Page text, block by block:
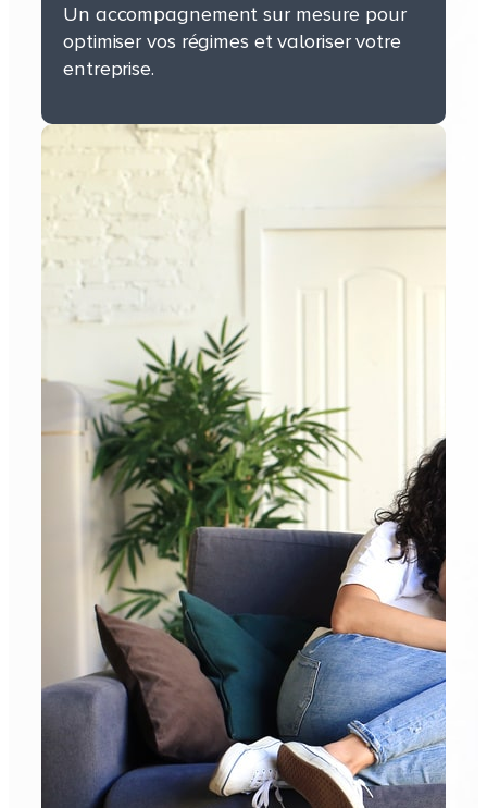
Entreprises
Un accompagnement sur mesure pour
optimiser vos régimes et valoriser votre
entreprise.